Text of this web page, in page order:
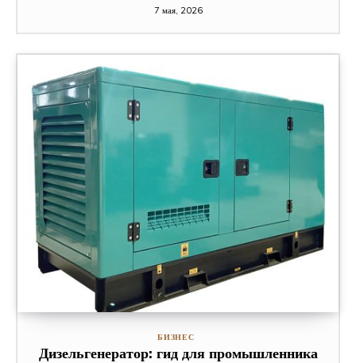
7 мая, 2026
БИЗНЕС
Дизельгенератор: гид для промышленника